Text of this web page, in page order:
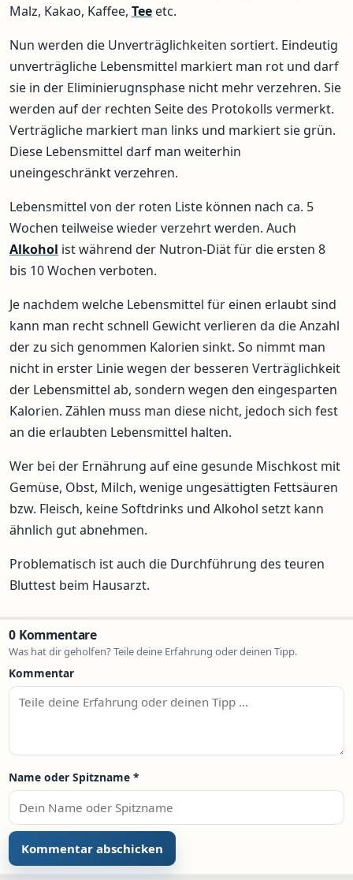
Malz, Kakao, Kaffee, Tee etc.
Nun werden die Unverträglichkeiten sortiert. Eindeutig
unverträgliche Lebensmittel markiert man rot und darf
sie in der Eliminierugnsphase nicht mehr verzehren. Sie
werden auf der rechten Seite des Protokolls vermerkt.
Verträgliche markiert man links und markiert sie grün.
Diese Lebensmittel darf man weiterhin
uneingeschränkt verzehren.
Lebensmittel von der roten Liste können nach ca. 5
Wochen teilweise wieder verzehrt werden. Auch
Alkohol ist während der Nutron-Diät für die ersten 8
bis 10 Wochen verboten.
Je nachdem welche Lebensmittel für einen erlaubt sind
kann man recht schnell Gewicht verlieren da die Anzahl
der zu sich genommen Kalorien sinkt. So nimmt man
nicht in erster Linie wegen der besseren Verträglichkeit
der Lebensmittel ab, sondern wegen den eingesparten
Kalorien. Zählen muss man diese nicht, jedoch sich fest
an die erlaubten Lebensmittel halten.
Wer bei der Ernährung auf eine gesunde Mischkost mit
Gemüse, Obst, Milch, wenige ungesättigten Fettsäuren
bzw. Fleisch, keine Softdrinks und Alkohol setzt kann
ähnlich gut abnehmen.
Problematisch ist auch die Durchführung des teuren
Bluttest beim Hausarzt.
0 Kommentare
Was hat dir geholfen? Teile deine Erfahrung oder deinen Tipp.
Kommentar
Name oder Spitzname *